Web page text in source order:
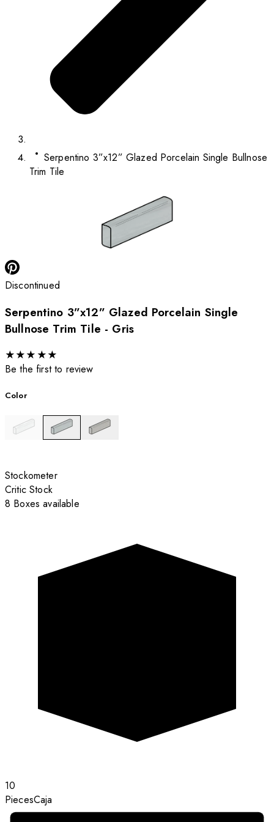
Serpentino 3”x12” Glazed Porcelain Single Bullnose
Trim Tile
Discontinued
Serpentino 3”x12” Glazed Porcelain Single
Bullnose Trim Tile - Gris
★★★ ★★
Be the first to review
Color
Stockometer
Critic Stock
8 Boxes available
10
PiecesCaja